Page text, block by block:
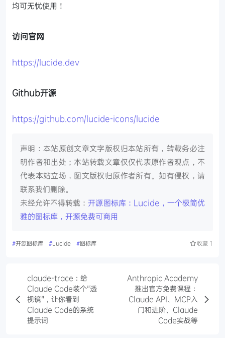
均可无忧使用！
访问官网
https://lucide.dev
Github开源
https://github.com/lucide-icons/lucide
声明：本站原创文章文字版权归本站所有，转载务必注
明作者和出处；本站转载文章仅仅代表原作者观点，不
代表本站立场，图文版权归原作者所有。如有侵权，请
联系我们删除。
未经允许不得转载：开源图标库：Lucide，一个极简优
雅的图标库，开源免费可商用
#开源图标库 #Lucide #图标库 收藏 1
claude-trace：给
Claude Code装个"透
视镜"，让你看到
Claude Code的系统
提示词
Anthropic Academy
推出官方免费课程：
Claude API、MCP入
门和进阶、Claude
Code实战等